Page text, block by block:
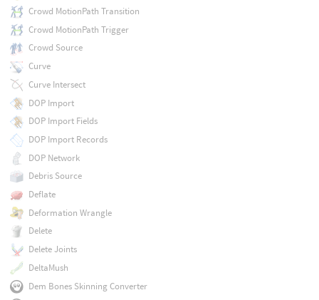
Crowd MotionPath Transition
Crowd MotionPath Trigger
Crowd Source
Curve
Curve Intersect
DOP Import
DOP Import Fields
DOP Import Records
DOP Network
Debris Source
Deflate
Deformation Wrangle
Delete
Delete Joints
DeltaMush
Dem Bones Skinning Converter